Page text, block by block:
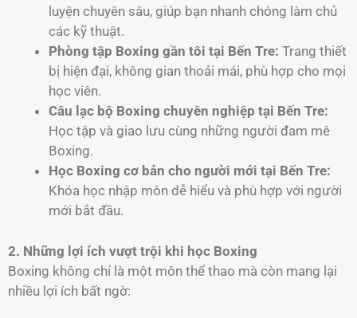
luyện chuyên sâu, giúp bạn nhanh chóng làm chủ
các kỹ thuật.
Phòng tập Boxing gần tôi tại Bến Tre: Trang thiết
bị hiện đại, không gian thoải mái, phù hợp cho mọi
học viên.
Câu lạc bộ Boxing chuyên nghiệp tại Bến Tre:
Học tập và giao lưu cùng những người đam mê
Boxing.
Học Boxing cơ bản cho người mới tại Bến Tre:
Khóa học nhập môn dễ hiểu và phù hợp với người
mới bắt đầu.
2. Những lợi ích vượt trội khi học Boxing
Boxing không chỉ là một môn thể thao mà còn mang lại
nhiều lợi ích bất ngờ: